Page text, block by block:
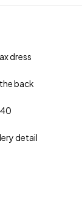
dress
back
detail